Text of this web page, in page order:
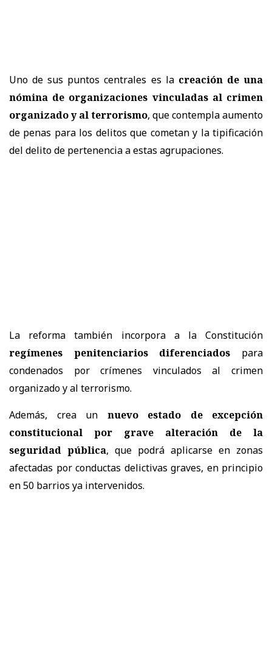
Uno de sus puntos centrales es la creación de una
nómina de organizaciones vinculadas al crimen
organizado y al terrorismo, que contempla aumento
de penas para los delitos que cometan y la tipificación
del delito de pertenencia a estas agrupaciones.
La reforma también incorpora a la Constitución
regímenes penitenciarios diferenciados para
condenados por crímenes vinculados al crimen
organizado y al terrorismo.
Además, crea un nuevo estado de excepción
constitucional por grave alteración de la
seguridad pública, que podrá aplicarse en zonas
afectadas por conductas delictivas graves, en principio
en 50 barrios ya intervenidos.